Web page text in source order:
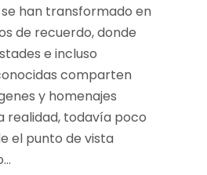
han transformado en
de recuerdo, donde
e incluso
comparten
y homenajes
realidad, todavía poco
el punto de vista